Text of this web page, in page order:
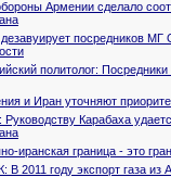
Армении сделало
посредников
политолог:
и Иран уточняют
Карабаха
иранская граница - это
В 2011 году экспорт газа из